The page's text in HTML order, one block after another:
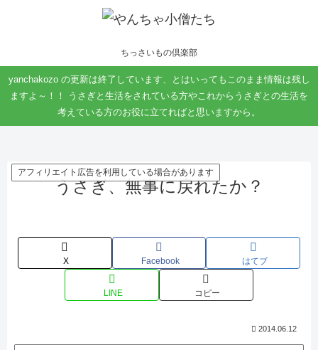
ちっさいもの倶楽部
yanchakozo の更新は終了しています、とはいってもこのまま情報は残し
ますよ～！！ うさぎと生活をされている方やこれからうさぎとの生活を
考えている方のお役に立てればと思いますから。
アフィリエイト広告を利用している場合があります
うさぎ、無事に戻れたか？
X Facebook はてブ
LINE コピー
2014.06.12